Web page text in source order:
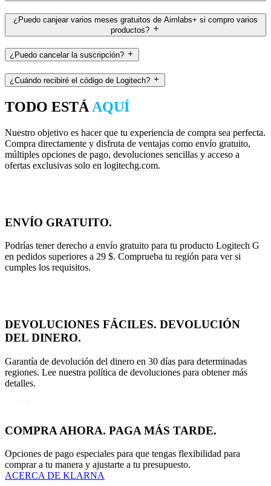
¿Puedo canjear varios meses gratuitos de Aimlabs+ si compro varios
productos?
¿Puedo cancelar la suscripción?
¿Cuándo recibiré el código de Logitech?
TODO ESTÁ AQUÍ
Nuestro objetivo es hacer que tu experiencia de compra sea perfecta.
Compra directamente y disfruta de ventajas como envío gratuito,
múltiples opciones de pago, devoluciones sencillas y acceso a
ofertas exclusivas solo en logitechg.com.
ENVÍO GRATUITO.
Podrías tener derecho a envío gratuito para tu producto Logitech G
en pedidos superiores a 29 $. Comprueba tu región para ver si
cumples los requisitos.
DEVOLUCIONES FÁCILES. DEVOLUCIÓN
DEL DINERO.
Garantía de devolución del dinero en 30 días para determinadas
regiones. Lee nuestra política de devoluciones para obtener más
detalles.
COMPRA AHORA. PAGA MÁS TARDE.
Opciones de pago especiales para que tengas flexibilidad para
comprar a tu manera y ajustarte a tu presupuesto.
ACERCA DE KLARNA